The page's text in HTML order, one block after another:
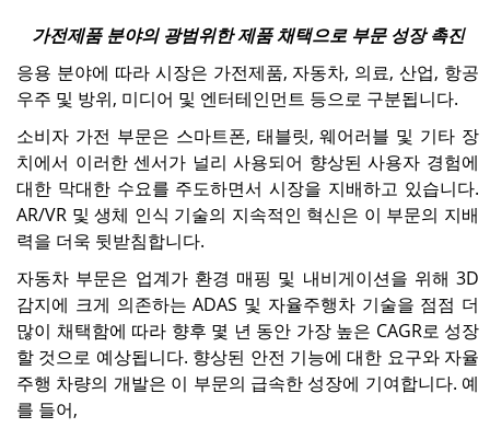
가전제품 분야의 광범위한 제품 채택으로 부문 성장 촉진
응용 분야에 따라 시장은 가전제품, 자동차, 의료, 산업, 항공
우주 및 방위, 미디어 및 엔터테인먼트 등으로 구분됩니다.
소비자 가전 부문은 스마트폰, 태블릿, 웨어러블 및 기타 장
치에서 이러한 센서가 널리 사용되어 향상된 사용자 경험에
대한 막대한 수요를 주도하면서 시장을 지배하고 있습니다.
AR/VR 및 생체 인식 기술의 지속적인 혁신은 이 부문의 지배
력을 더욱 뒷받침합니다.
자동차 부문은 업계가 환경 매핑 및 내비게이션을 위해 3D
감지에 크게 의존하는 ADAS 및 자율주행차 기술을 점점 더
많이 채택함에 따라 향후 몇 년 동안 가장 높은 CAGR로 성장
할 것으로 예상됩니다. 향상된 안전 기능에 대한 요구와 자율
주행 차량의 개발은 이 부문의 급속한 성장에 기여합니다. 예
를 들어,